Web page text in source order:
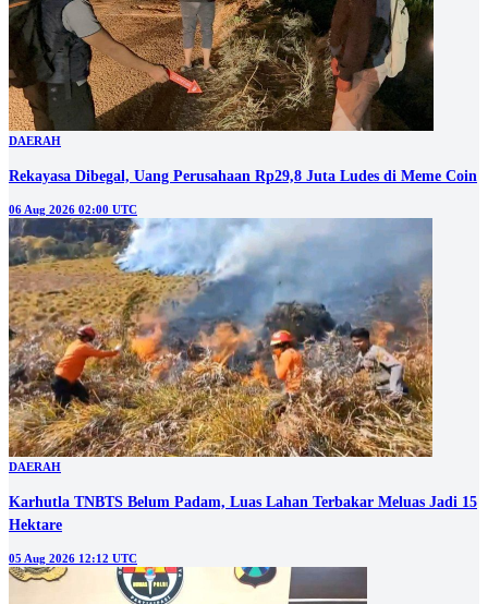
DAERAH
Rekayasa Dibegal, Uang Perusahaan Rp29,8 Juta Ludes di Meme Coin
06 Aug 2026 02:00 UTC
DAERAH
Karhutla TNBTS Belum Padam, Luas Lahan Terbakar Meluas Jadi 15
Hektare
05 Aug 2026 12:12 UTC